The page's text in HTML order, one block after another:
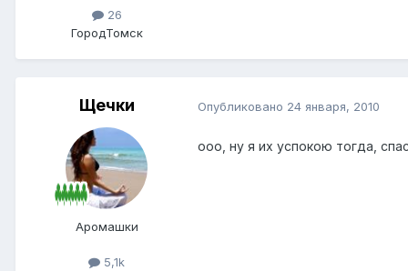
26
ГородТомск
Щечки
Аромашки
5,1k
Опубликовано 24 января, 2010
ооо, ну я их успокою тогда,